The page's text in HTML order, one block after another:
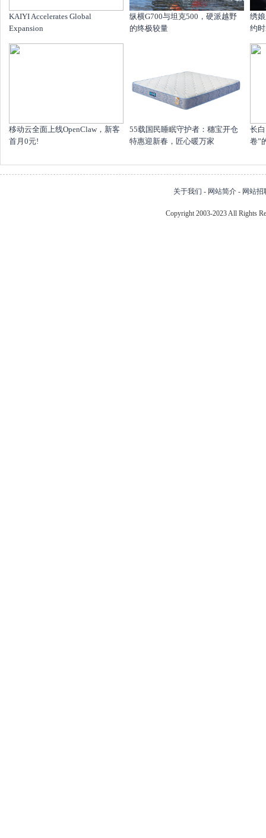
KAIYI Accelerates Global
Expansion
纵横G700与坦克500，硬派越野
的终极较量
绣
约
移动云全面上线OpenClaw，新客
首月0元!
55载国民睡眠守护者：穗宝开仓
特惠迎新春，匠心暖万家
长
卷”
关于我们 - 网站简介 - 网站招
Copyright 2003-2023 All Rights